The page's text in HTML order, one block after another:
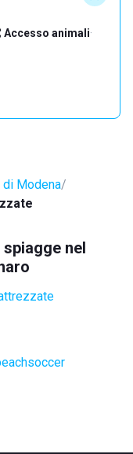
Accesso animali·
di Modena
nel